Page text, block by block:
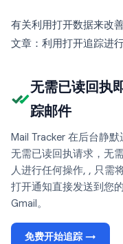
有关利用打开数据来改
文章：利用打开追踪进
无需已读回执
踪邮件
Mail Tracker 在后台静默
无需已读回执请求，无
人进行任何操作, , 只需
打开通知直接发送到您的
Gmail。
免费开始追踪 →